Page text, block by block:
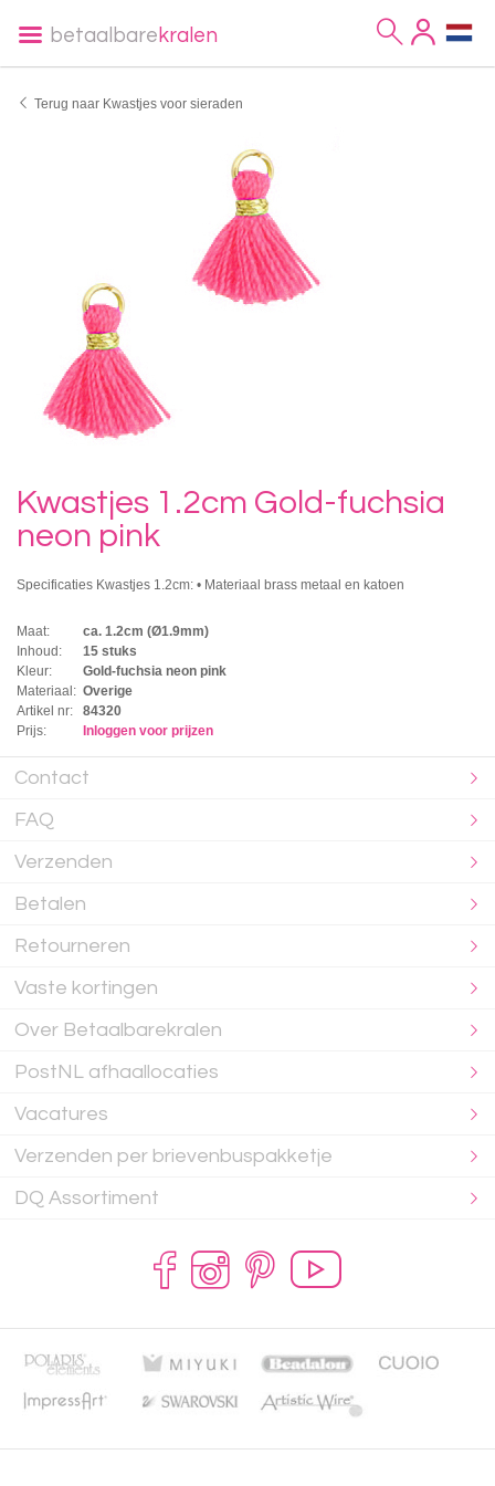
betaalbare kralen
Terug naar Kwastjes voor sieraden
Kwastjes 1.2cm Gold-fuchsia
neon pink
Specificaties Kwastjes 1.2cm: • Materiaal brass metaal en katoen
Maat:
ca. 1.2cm (Ø1.9mm)
Inhoud:
15 stuks
Kleur:
Gold-fuchsia neon pink
Materiaal: Overige
Artikel nr:
84320
Prijs:
Inloggen voor prijzen
Contact
FAQ
Verzenden
Betalen
Retourneren
Vaste kortingen
Over Betaalbarekralen
PostNL afhaallocaties
Vacatures
Verzenden per brievenbuspakketje
DQ Assortiment